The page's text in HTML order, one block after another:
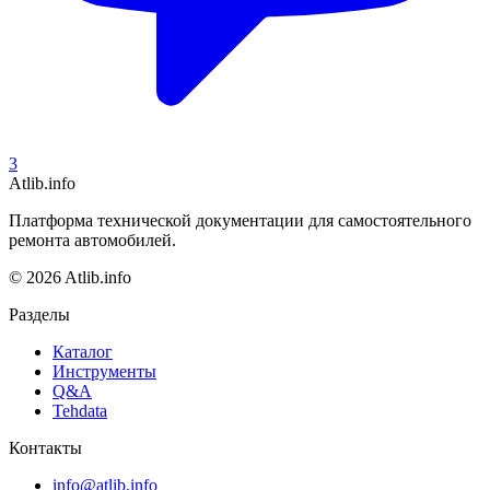
3
Atlib.info
Платформа технической документации для самостоятельного
ремонта автомобилей.
© 2026 Atlib.info
Разделы
Каталог
Инструменты
Q&A
Tehdata
Контакты
info@atlib.info